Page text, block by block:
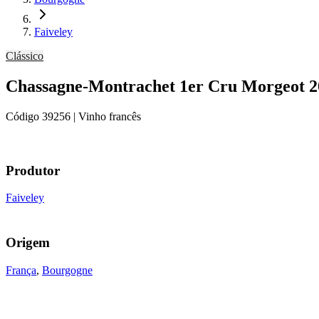
Faiveley
Clássico
Chassagne-Montrachet 1er Cru Morgeot
Código 39256 | Vinho francês
Produtor
Faiveley
Origem
França, Bourgogne